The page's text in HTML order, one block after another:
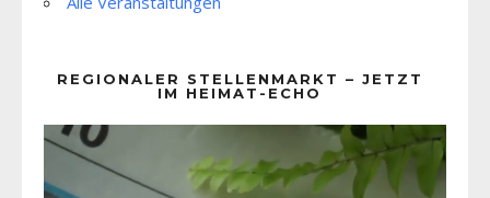
REGIONALER STELLENMARKT – JETZT
IM HEIMAT-ECHO
Player